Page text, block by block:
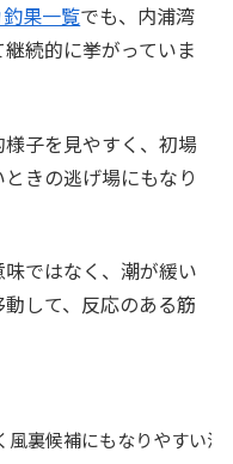
果一覧でも、内浦湾
続的に挙がっていま
子を見やすく、初場
きの逃げ場にもなり
ではなく、潮が緩い
して、反応のある筋
風裏候補にもなりやすい湾